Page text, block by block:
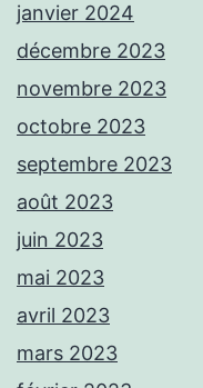
janvier 2024
décembre 2023
novembre 2023
octobre 2023
septembre 2023
août 2023
juin 2023
mai 2023
avril 2023
mars 2023